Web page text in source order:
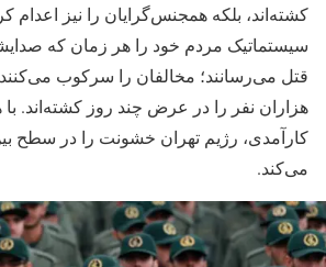
کشته‌اند، بلکه همجنس‌گرایان را نیز اعدام
سیستماتیک مردم خود را هر زمان که
قتل می‌رسانند؛ مخالفان را سرکوب می‌کنند
هزاران نفر را در عرض چند روز کشته‌اند.
کارآمدی، رژیم تهران خشونت را در سطح
می‌کند.